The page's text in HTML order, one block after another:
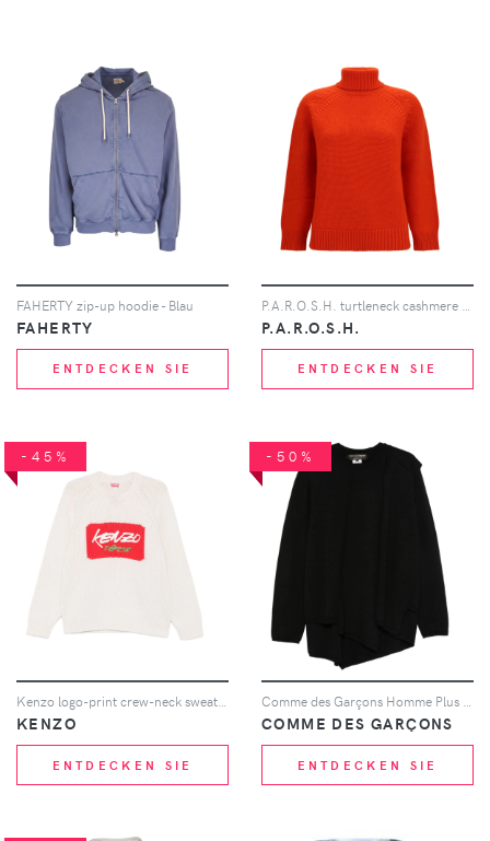
FAHERTY zip-up hoodie - Blau
FAHERTY
ENTDECKEN SIE
P.A.R.O.S.H.
ENTDECKEN SIE
-45%
KENZO
ENTDECKEN SIE
-50%
COMME DES GARÇONS
ENTDECKEN SIE